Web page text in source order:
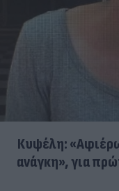
Κυψέλη:
ανάγκη», για